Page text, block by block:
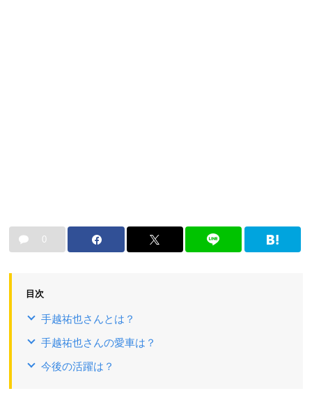
0
目次
手越祐也さんとは？
手越祐也さんの愛車は？
今後の活躍は？